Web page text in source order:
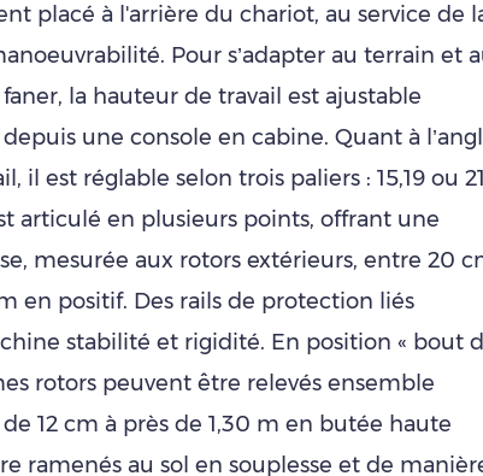
placé à l'arrière du chariot, au service de
Pour s’adapter au terrain et
la hauteur de travail est ajustable
une console en cabine. Quant à
il est réglable selon trois paliers : 15,19 ou 21
articulé en plusieurs points, offrant une
mesurée aux rotors extérieurs, entre 20
en positif. Des rails de protection liés
stabilité et rigidité. En position « bout
rotors peuvent être relevés ensemble
12 cm à près de 1,30 m en butée haute
ramenés au sol en souplesse et de